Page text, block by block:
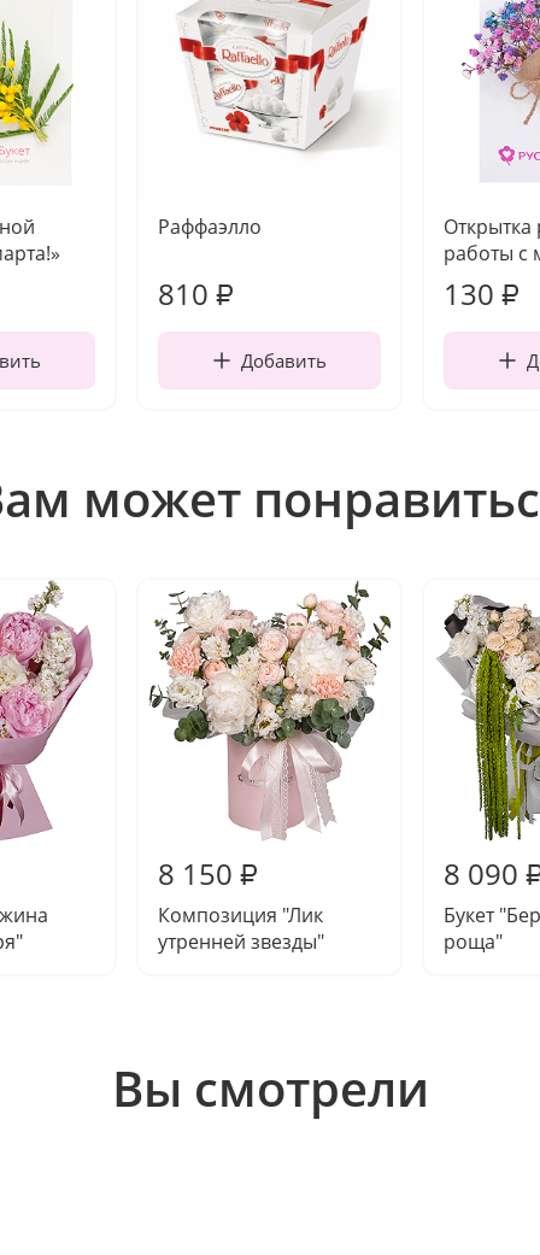
Раффаэлло
810 ₽
Добавить
Открытка
работы с
130 ₽
может
8 150 ₽
Композиция "Лик
утренней звезды"
8 090
Букет
роща"
Вы смотрели